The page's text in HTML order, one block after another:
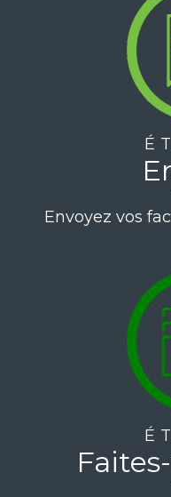
Envoyez vos